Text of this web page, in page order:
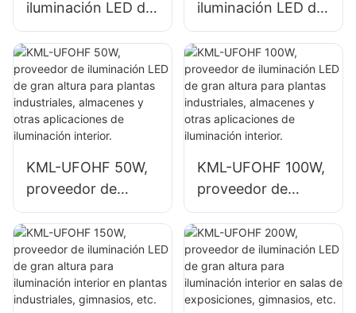
iluminación LED de
gran altura KML-
HB52 de 100 W
para espacios
interiores como
edificios de
fábricas
industriales y
almacenes.
iluminación LED de
gran altura KML-
UFOHA 100W para
espacios interiores
como edificios de
fábricas
industriales y
almacenes.
KML-UFOHF 50W,
proveedor de
iluminación LED de
gran altura para
plantas
industriales,
almacenes y otras
KML-UFOHF 100W,
proveedor de
iluminación LED de
gran altura para
plantas
industriales,
almacenes y otras